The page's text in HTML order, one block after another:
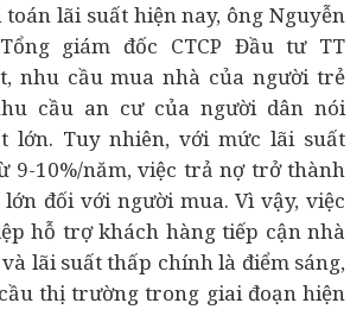
lãi suất hiện nay, ông Nguyễn
giám đốc CTCP Đầu tư TT
nhu cầu mua nhà của người trẻ
cầu an cư của người dân nói
lớn. Tuy nhiên, với mức lãi suất
9-10%/năm, việc trả nợ trở thành
đối với người mua. Vì vậy, việc
hỗ trợ khách hàng tiếp cận nhà
lãi suất thấp chính là điểm sáng,
thị trường trong giai đoạn hiện